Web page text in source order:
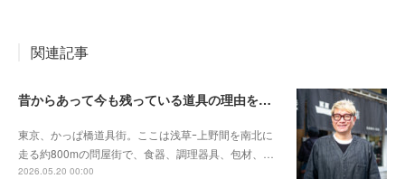
関連記事
昔からあって今も残っている道具の理由を伝えたい〈釜浅商店 ｰ浅草・かっぱ橋道具街ｰ〉
東京、かっぱ橋道具街。ここは浅草ｰ上野間を南北に
走る約800mの問屋街で、食器、調理器具、包材、…
2026.05.20 00:00